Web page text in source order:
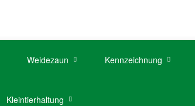
Weidezaun Kennzeichnung
Kleintierhaltung